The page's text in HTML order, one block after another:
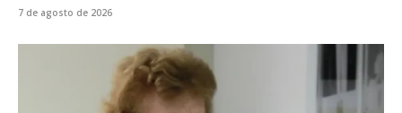
7 de agosto de 2026